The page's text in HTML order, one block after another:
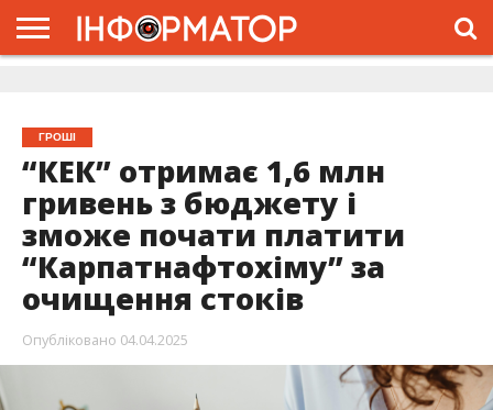
ГРОШІ
“КЕК” отримає 1,6 млн
гривень з бюджету і
зможе почати платити
“Карпатнафтохіму” за
очищення стоків
Опубліковано 04.04.2025